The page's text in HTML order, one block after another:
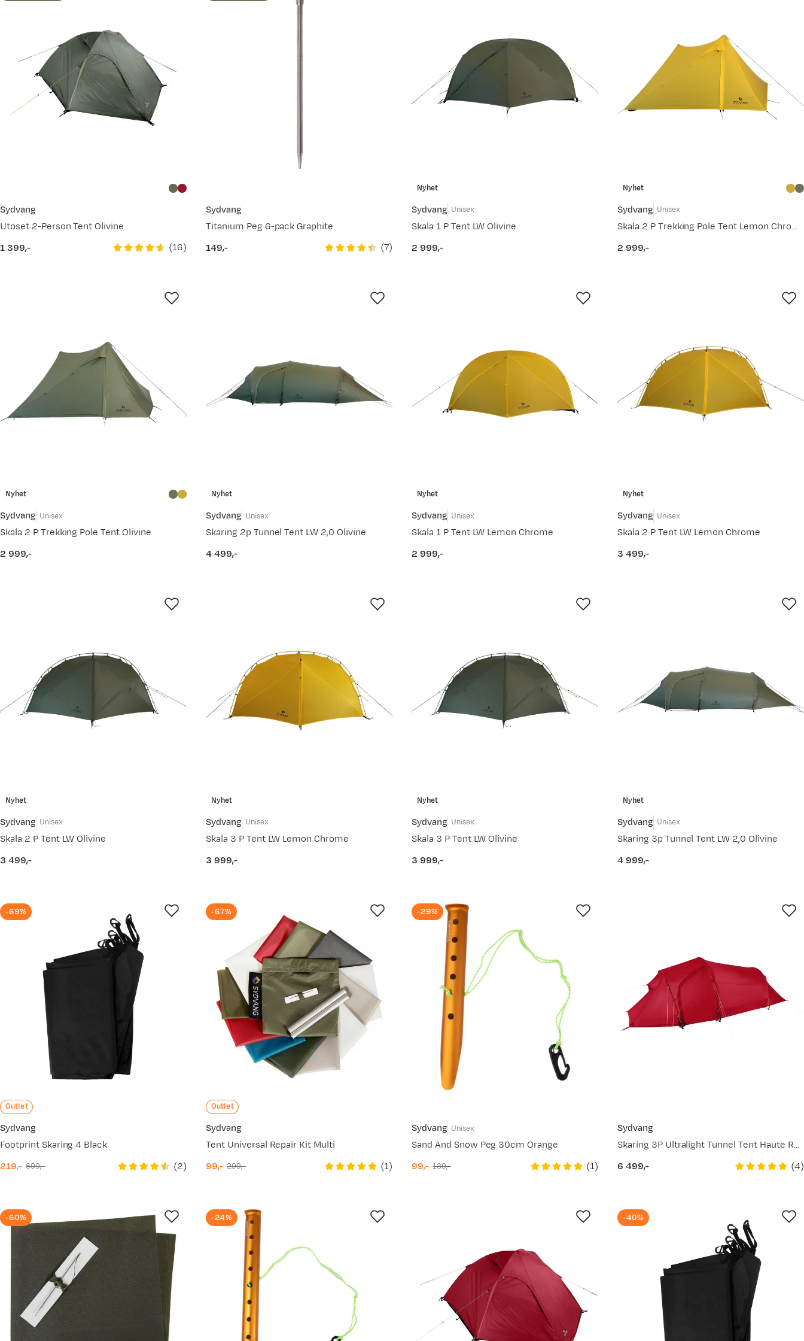
Sydvang
Utoset 2-Person Tent Olivine
price
1 399,- (16)
Sydvang
Titanium Peg 6-pack Graphite
price
149,- (7)
Nyhet
Sydvang Unisex
Skala 1 P Tent LW Olivine
price
2 999,-
Nyhet
Sydvang Unisex
Skala 2 P Trekking Pole Tent Lemon Chrome
price
2 999,-
Nyhet
Sydvang Unisex
Skala 2 P Trekking Pole Tent Olivine
price
2 999,-
Nyhet
Sydvang Unisex
Skaring 2p Tunnel Tent LW 2,0 Olivine
price
4 499,-
Nyhet
Sydvang Unisex
Skala 1 P Tent LW Lemon Chrome
price
2 999,-
Nyhet
Sydvang Unisex
Skala 2 P Tent LW Lemon Chrome
price
3 499,-
Nyhet
Sydvang Unisex
Skala 2 P Tent LW Olivine
price
3 499,-
Nyhet
Sydvang Unisex
Skala 3 P Tent LW Lemon Chrome
price
3 999,-
Nyhet
Sydvang Unisex
Skala 3 P Tent LW Olivine
price
3 999,-
Nyhet
Sydvang Unisex
Skaring 3p Tunnel Tent LW 2,0 Olivine
price
4 999,-
Outlet
Sydvang
Footprint Skaring 4 Black
-69%
discounted
219,-
original699,- (2)
Outlet
Sydvang
Tent Universal Repair Kit Multi
-67%
discounted
99,-
original299,- (1)
Sydvang Unisex
Sand And Snow Peg 30cm Orange
-29%
discounted
99,-
original139,- (1)
Sydvang
Skaring 3P Ultralight Tunnel Tent Haute Red
price
6 499,- (4)
-60% -24% -40%